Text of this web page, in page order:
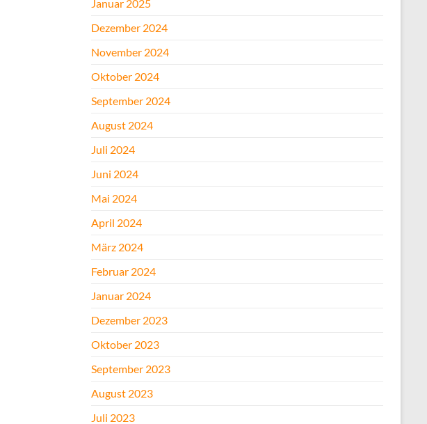
Januar 2025
Dezember 2024
November 2024
Oktober 2024
September 2024
August 2024
Juli 2024
Juni 2024
Mai 2024
April 2024
März 2024
Februar 2024
Januar 2024
Dezember 2023
Oktober 2023
September 2023
August 2023
Juli 2023